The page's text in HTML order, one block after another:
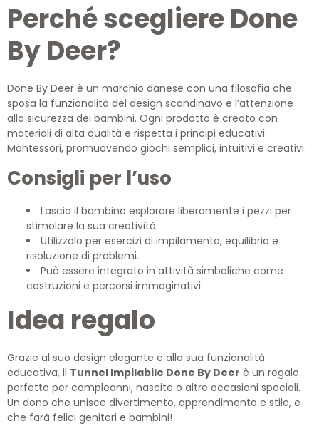
Perché scegliere Done
By Deer?
Done By Deer è un marchio danese con una filosofia che
sposa la funzionalità del design scandinavo e l’attenzione
alla sicurezza dei bambini. Ogni prodotto è creato con
materiali di alta qualità e rispetta i principi educativi
Montessori, promuovendo giochi semplici, intuitivi e creativi.
Consigli per l’uso
Lascia il bambino esplorare liberamente i pezzi per
stimolare la sua creatività.
Utilizzalo per esercizi di impilamento, equilibrio e
risoluzione di problemi.
Può essere integrato in attività simboliche come
costruzioni e percorsi immaginativi.
Idea regalo
Grazie al suo design elegante e alla sua funzionalità
educativa, il Tunnel Impilabile Done By Deer è un regalo
perfetto per compleanni, nascite o altre occasioni speciali.
Un dono che unisce divertimento, apprendimento e stile, e
che farà felici genitori e bambini!